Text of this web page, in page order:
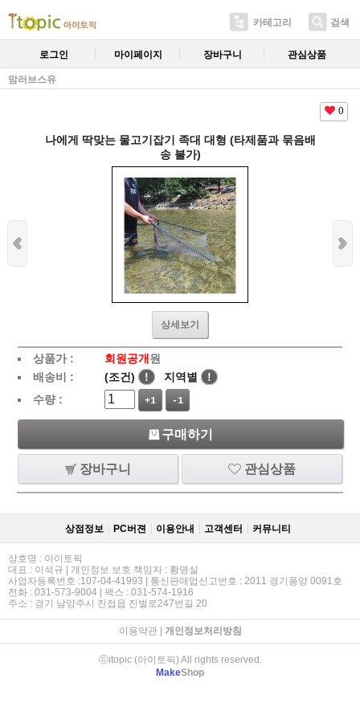
카테고리 검색
로그인 마이페이지 장바구니 관심상품
맘러브스유
0
나에게 딱맞는 물고기잡기 족대 대형 (타제품과 묶음배
송 불가)
상세보기
상품가 : 회원공개 원
배송비 :
(조건) ! 지역별
!
수량 :
+1 -1
구매하기
장바구니 관심상품
상점정보 PC버젼 이용안내 고객센터 커뮤니티
상호명 : 아이토픽
대표 : 이석규 | 개인정보 보호 책임자 : 황명실
사업자등록번호 :107-04-41993 | 통신판매업신고번호 : 2011 경기풍양 0091호
전화 : 031-573-9004 | 팩스 : 031-574-1916
주소 : 경기 남양주시 진접읍 진벌로247번길 20
이용약관| 개인정보처리방침
ⓒitopic (아이토픽) All rights reserved.
MakeShop